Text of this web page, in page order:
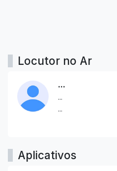
Locutor no Ar
...
...
...
Aplicativos